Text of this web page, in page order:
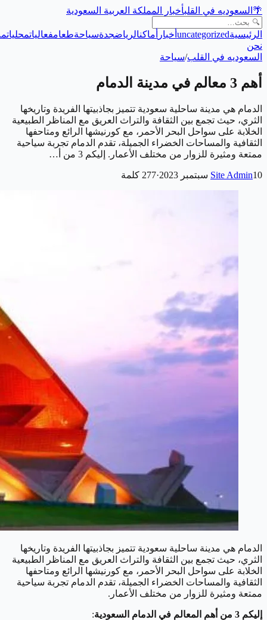
🌴 السعوديه في القلبأخبار المملكة العربية السعودية
الرئيسيةuncategorized أخبار أماكنالرياضجدةسياحةطعامفعالياتمحليات
نحن
السعوديه في القلب/سياحة
أهم 3 معالم في مدينة الدمام
الدمام هي مدينة ساحلية سعودية تتميز بجاذبيتها الفريدة وتاريخها
الثري، حيث تجمع بين الثقافة والتراث العريق مع المناظر الطبيعية
الخلابة على سواحل البحر الأحمر، مع كورنيشها الرائع ومتاحفها
الثقافية والمساحات الخضراء الجميلة، تقدم الدمام تجربة سياحية
ممتعة ومثيرة للزوار من مختلف الأعمار. إليكم 3 من أ…
Site Admin10 سبتمبر 2023 ·
277 كلمة
الدمام هي مدينة ساحلية سعودية تتميز بجاذبيتها الفريدة وتاريخها
الثري، حيث تجمع بين الثقافة والتراث العريق مع المناظر الطبيعية
الخلابة على سواحل البحر الأحمر، مع كورنيشها الرائع ومتاحفها
الثقافية والمساحات الخضراء الجميلة، تقدم الدمام تجربة سياحية
ممتعة ومثيرة للزوار من مختلف الأعمار.
إليكم 3 من أهم المعالم في الدمام السعودية: